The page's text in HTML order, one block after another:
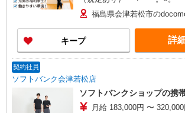
+゜ 入社祝い金10万円支給(規定有) お友達
頂くと, インセンティブ支給(規定有) ★
い・週払い可能（規程有）★
+゜・。○。・゜+゜
福島県会津若松市の
キープ 詳
契約社員
ソフトバンク会津若松店
ソフトバンクショップの携
月給 183,000円 〜